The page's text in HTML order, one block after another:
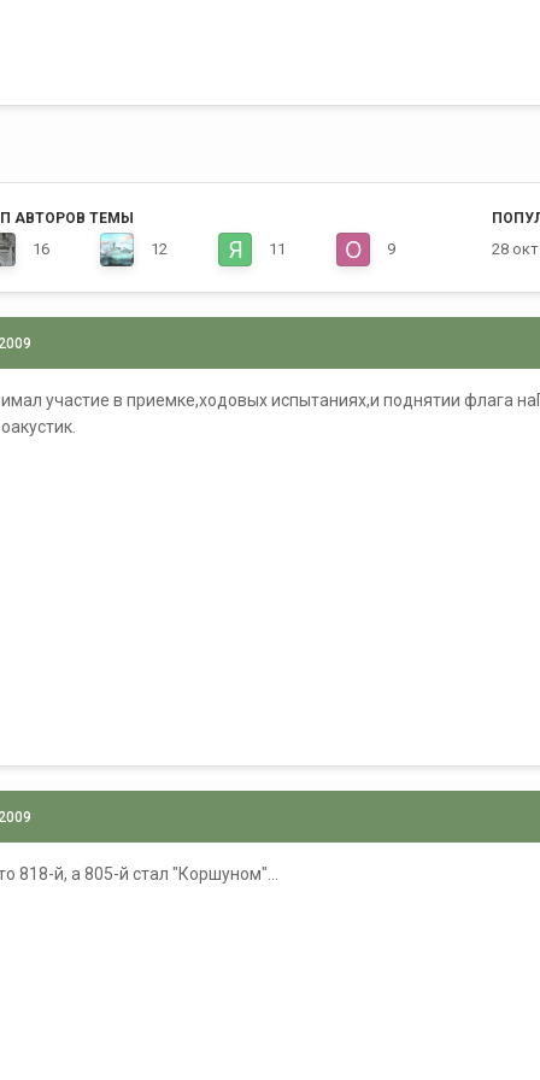
АВТОРОВ ТЕМЫ
16 12 11 9 28 окт
участие в приемке,ходовых испытаниях,и поднятии флага
818-й, а 805-й стал "Коршуном"...